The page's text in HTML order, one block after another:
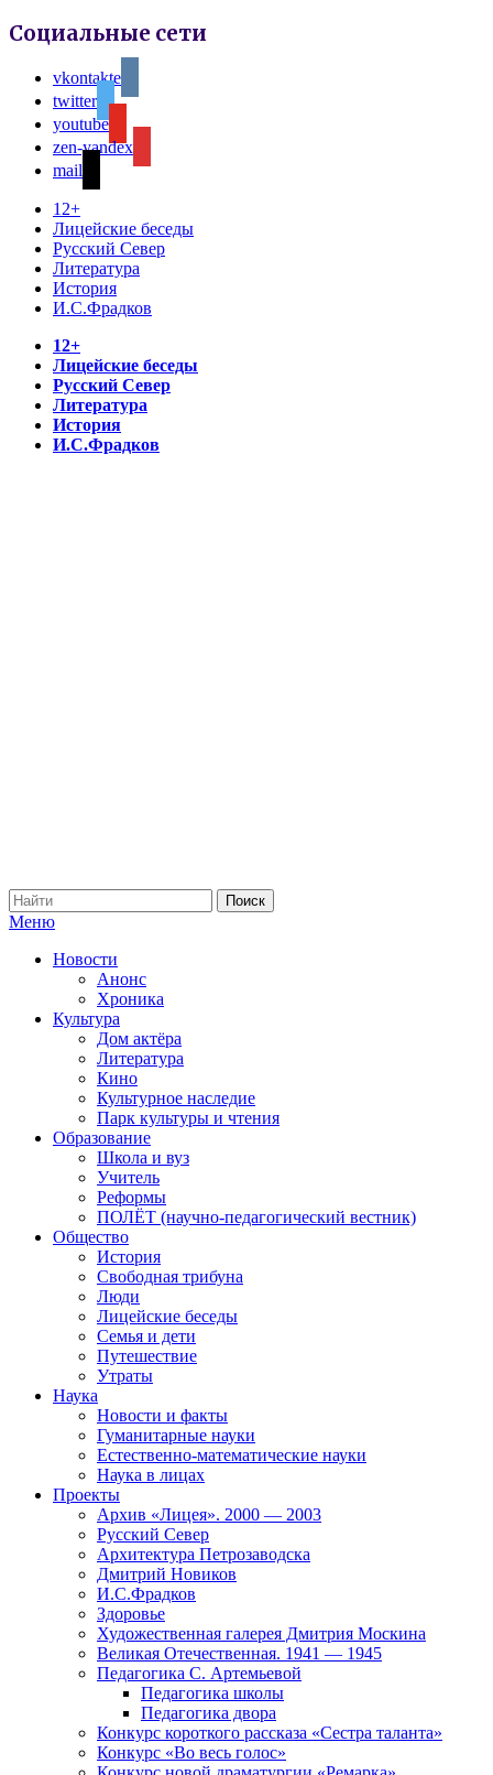
Социальные сети
vkontakte
twitter
youtube
zen-yandex
mail
12+
Лицейские беседы
Русский Север
Литература
История
И.С.Фрадков
12+
Лицейские беседы
Русский Север
Литература
История
И.С.Фрадков
Меню
Новости
Анонс
Хроника
Культура
Дом актёра
Литература
Кино
Культурное наследие
Парк культуры и чтения
Образование
Школа и вуз
Учитель
Реформы
ПОЛЁТ (научно-педагогический вестник)
Общество
История
Свободная трибуна
Люди
Лицейские беседы
Семья и дети
Путешествие
Утраты
Наука
Новости и факты
Гуманитарные науки
Естественно-математические науки
Наука в лицах
Проекты
Архив «Лицея». 2000 — 2003
Русский Север
Архитектура Петрозаводска
Дмитрий Новиков
И.С.Фрадков
Здоровье
Художественная галерея Дмитрия Москина
Великая Отечественная. 1941 — 1945
Педагогика С. Артемьевой
Педагогика школы
Педагогика двора
Конкурс короткого рассказа «Сестра таланта»
Конкурс «Во весь голос»